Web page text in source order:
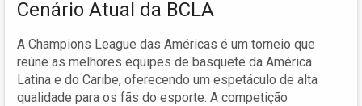
Cenário Atual da BCLA
A Champions League das Américas é um torneio que
reúne as melhores equipes de basquete da América
Latina e do Caribe, oferecendo um espetáculo de alta
qualidade para os fãs do esporte. A competição